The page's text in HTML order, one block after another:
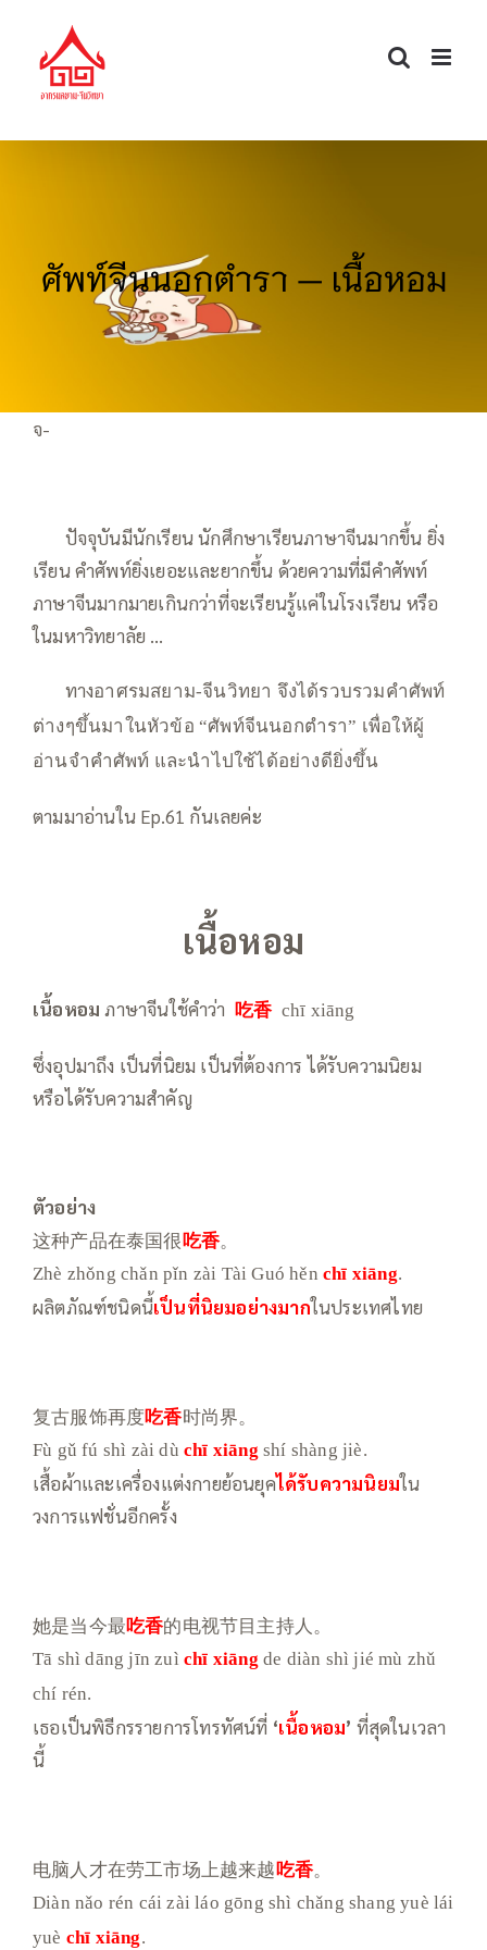
content
ศัพท์จีนนอกตำรา — เนื้อหอม
จ-
ปัจจุบันมีนักเรียน นักศึกษาเรียนภาษาจีนมากขึ้น ยิ่ง
เรียน คำศัพท์ยิ่งเยอะและยากขึ้น ด้วยความที่มีคำศัพท์
ภาษาจีนมากมายเกินกว่าที่จะเรียนรู้แค่ในโรงเรียน หรือ
ในมหาวิทยาลัย …
ทางอาศรมสยาม-จีนวิทยา จึงได้รวบรวมคำศัพท์
ต่างๆขึ้นมาในหัวข้อ “ศัพท์จีนนอกตำรา” เพื่อให้ผู้
อ่านจำคำศัพท์ และนำไปใช้ได้อย่างดียิ่งขึ้น
ตามมาอ่านใน Ep.61 กันเลยค่ะ
เนื้อหอม
เนื้อหอม ภาษาจีนใช้คำว่า吃香 chī xiāng
ซึ่งอุปมาถึง เป็นที่นิยม เป็นที่ต้องการ ได้รับความนิยม
หรือได้รับความสำคัญ
ตัวอย่าง
这种产品在泰国很吃香。
Zhè zhǒng chǎn pǐn zài Tài Guó hěn chī xiāng.
ผลิตภัณฑ์ชนิดนี้เป็นที่นิยมอย่างมากในประเทศไทย
复古服饰再度吃香时尚界。
Fù gǔ fú shì zài dù chī xiāng shí shàng jiè.
เสื้อผ้าและเครื่องแต่งกายย้อนยุคได้รับความนิยมใน
วงการแฟชั่นอีกครั้ง
她是当今最吃香的电视节目主持人。
Tā shì dāng jīn zuì chī xiāng de diàn shì jié mù zhǔ
chí rén.
เธอเป็นพิธีกรรายการโทรทัศน์ที่ ‘เนื้อหอม’ ที่สุดในเวลา
นี้
电脑人才在劳工市场上越来越吃香。
Diàn nǎo rén cái zài láo gōng shì chǎng shang yuè lái
yuè chī xiāng.